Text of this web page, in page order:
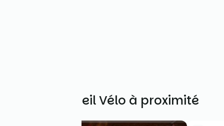
Autres Accueil Vélo à proximité